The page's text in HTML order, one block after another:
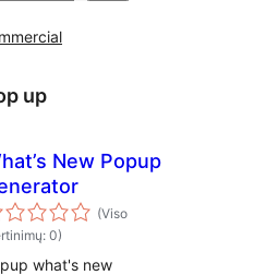
up
New Popup
(Viso
0)
what's new